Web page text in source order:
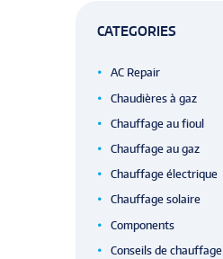
CATEGORIES
AC Repair
Chaudières à gaz
Chauffage au fioul
Chauffage au gaz
Chauffage électrique
Chauffage solaire
Components
Conseils de chauffage